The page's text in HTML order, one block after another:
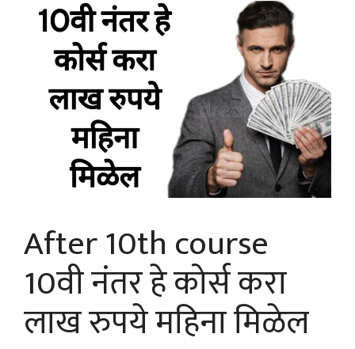
After 10th course
10वी नंतर हे कोर्स करा
लाख रुपये महिना मिळेल